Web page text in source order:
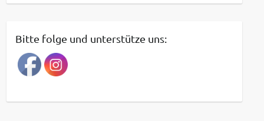
e
r
a
g
a
Bitte folge und unterstütze uns: